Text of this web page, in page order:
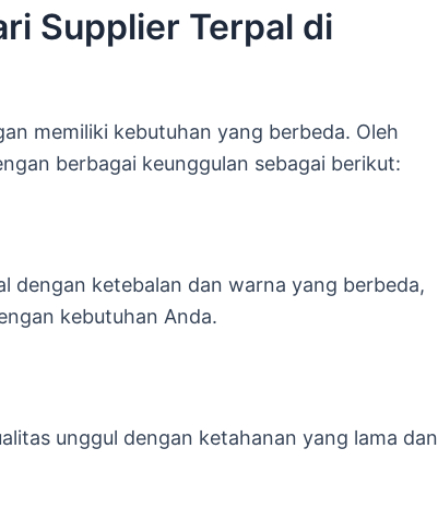
Supplier Terpal di
memiliki kebutuhan yang berbeda. Oleh
berbagai keunggulan sebagai berikut:
dengan ketebalan dan warna yang berbeda,
kebutuhan Anda.
unggul dengan ketahanan yang lama dan